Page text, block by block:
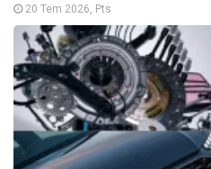
20 Tem 2026, Pts